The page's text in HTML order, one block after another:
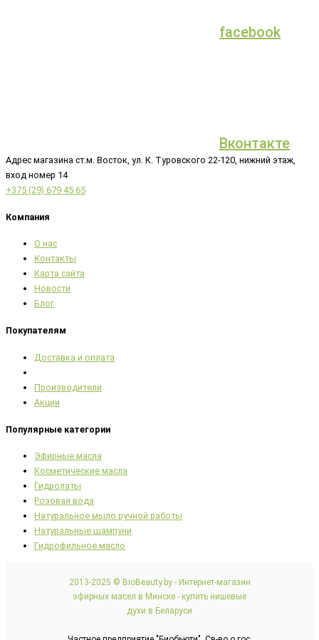
facebook
Вконтакте
Адрес магазина ст.м. Восток, ул. К. Туровского 22-120, нижний этаж,
вход номер 14
+375 (29) 679 45 65
Компания
О нас
Контакты
Карта сайта
Новости
Блог
Покупателям
Доставка и оплата
Производители
Акции
Популярные категории
Эфирные масла
Косметические масла
Гидролаты
Розовая вода
Натуральное мыло ручной работы
Натуральные шампуни
Гидрофильное масло
2013-2025 © BioBeauty.by - Интернет-магазин
эфирных масел в Минске - купить нишевые
духи в Беларуси